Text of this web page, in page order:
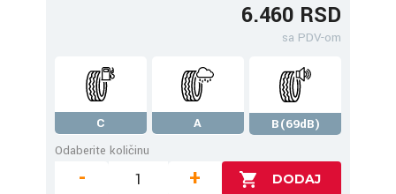
6.460 RSD
sa PDV-om
C A
B(69dB)
Odaberite količinu
- +